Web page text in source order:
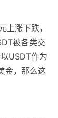
上涨下跌，
被各类交
USDT作为
金，那么这